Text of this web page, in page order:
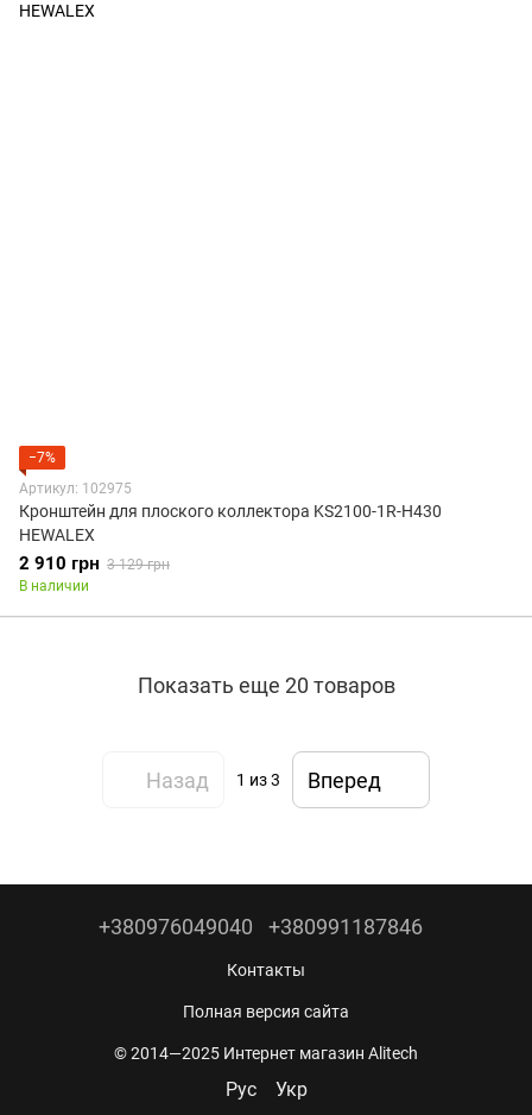
−7%
Артикул: 102975
Кронштейн для плоского коллектора KS2100-1R-H430
HEWALEX
2 910 грн 3 129 грн
В наличии
Показать еще 20 товаров
Назад 1 из 3 Вперед
+380976049040 +380991187846
Контакты
Полная версия сайта
© 2014—2025 Интернет магазин Alitech
Рус Укр